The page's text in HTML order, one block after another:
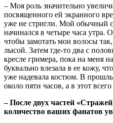
– Моя роль значительно
посвященного ей экранного
уже не стригли. Мой обычный
начинался в четыре часа утра.
чтобы замотать мои волосы
лысой. Затем где-то два с
кресле гримера, пока на меня
буквально влезала в ее кожу,
уже надевала костюм. В
около пяти часов, а в этот
– После двух частей
количество ваших фанатов